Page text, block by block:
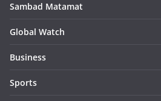
Sambad Matamat
Global Watch
Business
Sports